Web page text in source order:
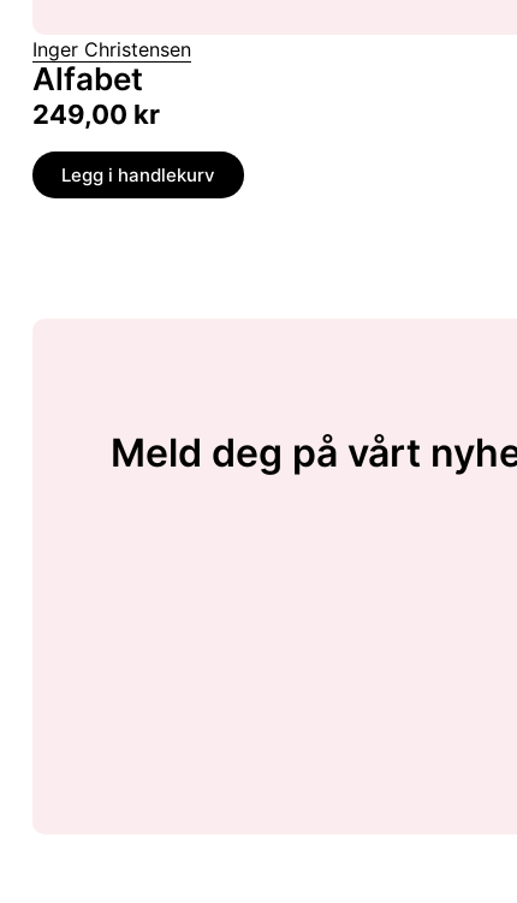
Inger Christensen
Alfabet
249,00 kr
Legg i handlekurv
Meld deg på vårt